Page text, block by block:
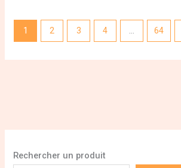
Rechercher un produit
1 2 3 4 … 64